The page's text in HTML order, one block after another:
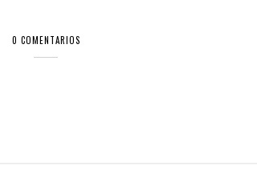
0 COMENTARIOS